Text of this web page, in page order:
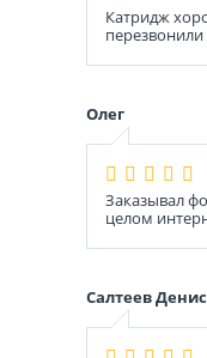
Катридж
Олег
Заказывал
целом
Салтеев Денис